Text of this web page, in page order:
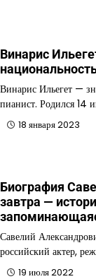
Винарис
Винарис Ильегет —
пианист. Родился 14
18 января 2023
Биография
завтра —
Савелий
российский актер,
19 июля 2022